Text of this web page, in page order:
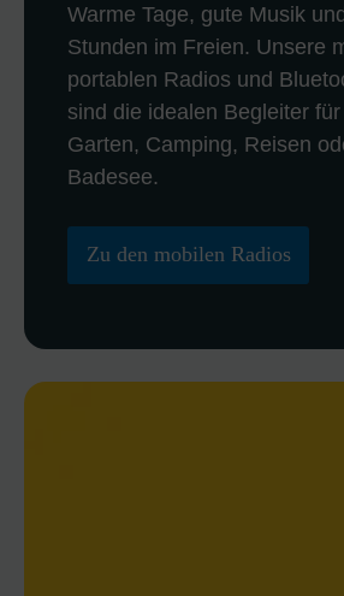
Warme Tage, gute Musik
Stunden im Freien. Unsere
portablen Radios und
sind die idealen Begleiter
Garten, Camping, Reisen
Badesee.
Zu den mobilen Radios